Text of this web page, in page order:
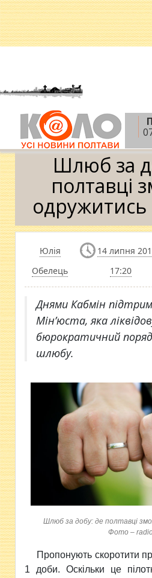
Головна » Новини »
добу: де полтавці зможуть
Шлюб за
полтавці
одружитись
Юлія
Обелець
14 липня
17:20
Днями Кабмін
Мін’юста, яка
бюрократичний
шлюбу.
Шлюб за добу: де полтавці
Фото –
Пропонують скоротити
1 доби. Оскільки це